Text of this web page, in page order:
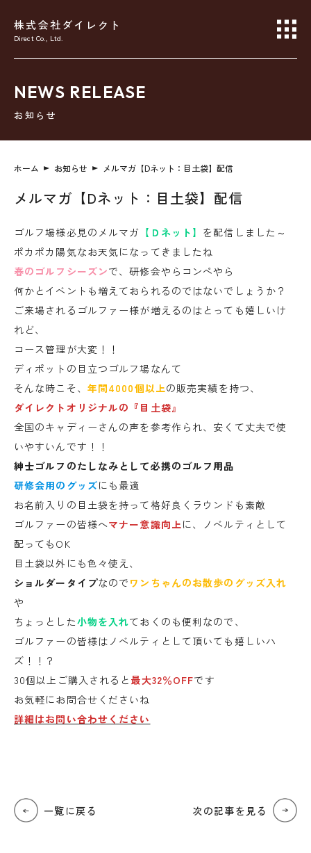
株式会社ダイレクト
Direct Co., Ltd.
NEWS RELEASE
お知らせ
ホーム お知らせ メルマガ【Dネット：目土袋】配信
メルマガ【Dネット：目土袋】配信
ゴルフ場様必見のメルマガ 【Ｄネット】 を配信しました～
ポカポカ陽気なお天気になってきましたね
春のゴルフシーズンで、研修会やらコンペやら
何かとイベントも増えておられるのではないでしょうか？
ご来場されるゴルファー様が増えるのはとっても嬉しいけ
れど、
コース管理が大変！！
ディポットの目立つゴルフ場なんて
そんな時こそ、 年間4000個以上の販売実績を持つ、
ダイレクトオリジナルの『目土袋』
全国のキャディーさんの声を参考作られ、安くて丈夫で使
いやすいんです！！
紳士ゴルフのたしなみとして必携のゴルフ用品
研修会用のグッズにも最適
お名前入りの目土袋を持って格好良くラウンドも素敵
ゴルファーの皆様へマナー意識向上に、ノベルティとして
配ってもOK
目土袋以外にも色々使え、
ショルダータイプなので ワンちゃんのお散歩のグッズ入れ
や
ちょっとした小物を入れておくのも便利なので、
ゴルファーの皆様はノベルティとして頂いても嬉しいハ
ズ！！？
30個以上ご購入されると 最大32％OFFです
お気軽にお問合せくださいね
詳細はお問い合わせください
一覧に戻る 次の記事を見る